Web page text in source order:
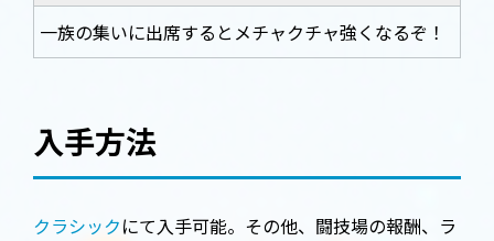
一族の集いに出席するとメチャクチャ強くなるぞ！
入手方法
クラシックにて入手可能。その他、闘技場の報酬、ラ